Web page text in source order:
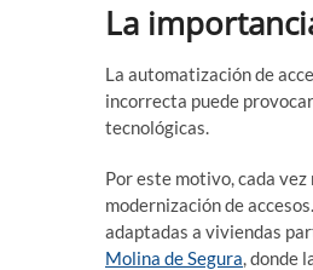
La
La automatización de
incorrecta puede
tecnológicas.
Por este motivo, cada
modernización de
adaptadas a viviendas
Molina de Segura, donde